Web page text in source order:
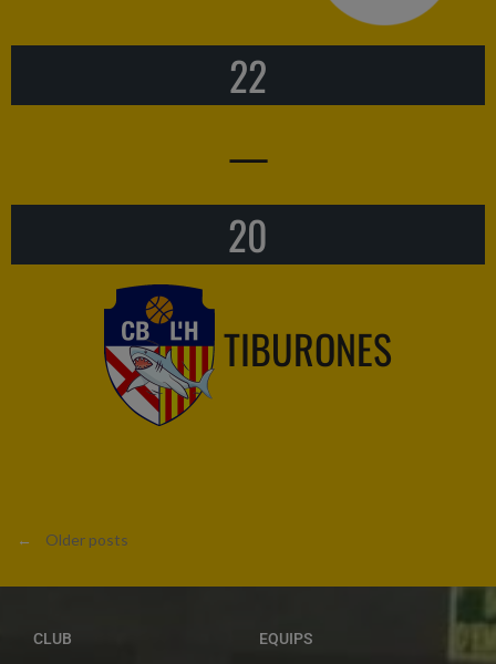
22
—
20
TIBURONES
← Older posts
CLUB EQUIPS